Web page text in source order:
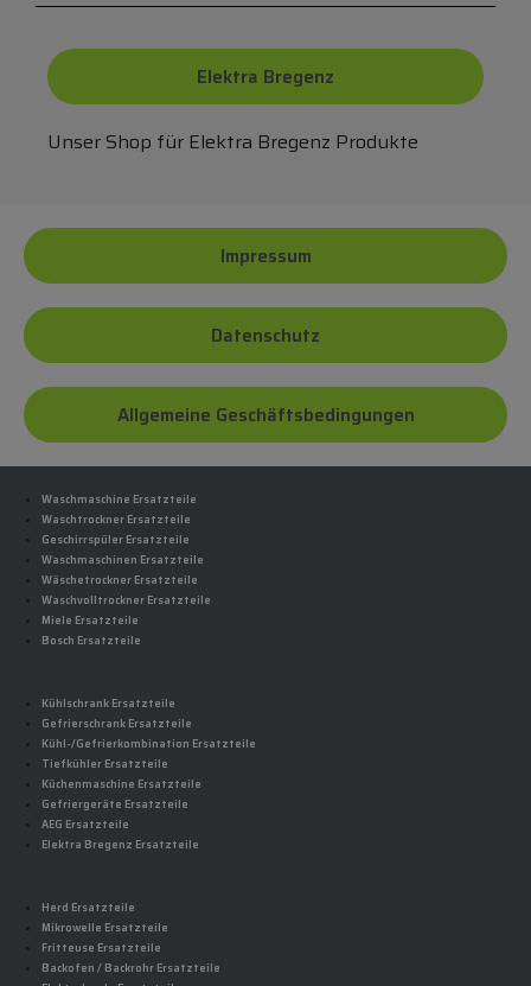
Elektra Bregenz
Unser Shop für Elektra Bregenz Produkte
Impressum
Datenschutz
Allgemeine Geschäftsbedingungen
Waschmaschine Ersatzteile
Waschtrockner Ersatzteile
Geschirrspüler Ersatzteile
Waschmaschinen Ersatzteile
Wäschetrockner Ersatzteile
Waschvolltrockner Ersatzteile
Miele Ersatzteile
Bosch Ersatzteile
Kühlschrank Ersatzteile
Gefrierschrank Ersatzteile
Kühl-/Gefrierkombination Ersatzteile
Tiefkühler Ersatzteile
Küchenmaschine Ersatzteile
Gefriergeräte Ersatzteile
AEG Ersatzteile
Elektra Bregenz Ersatzteile
Herd Ersatzteile
Mikrowelle Ersatzteile
Fritteuse Ersatzteile
Backofen / Backrohr Ersatzteile